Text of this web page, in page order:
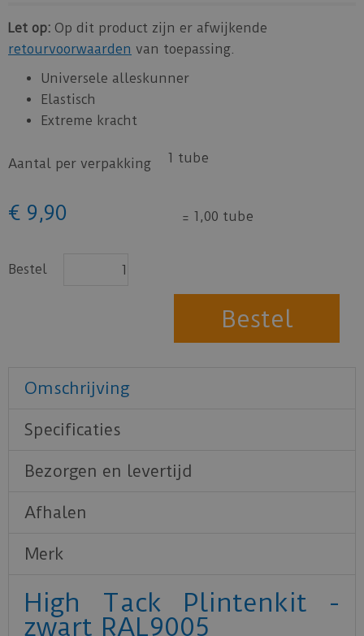
Let op: Op dit product zijn er afwijkende
retourvoorwaarden van toepassing.
Universele alleskunner
Elastisch
Extreme kracht
Aantal per verpakking 1 tube
€ 9,90 = 1,00 tube
Bestel
Omschrijving
Specificaties
Bezorgen en levertijd
Afhalen
Merk
High Tack Plintenkit -
zwart RAL9005